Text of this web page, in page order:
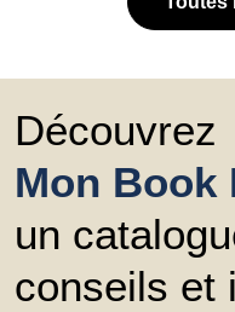
Découvrez
Mon Book
un
conseils et